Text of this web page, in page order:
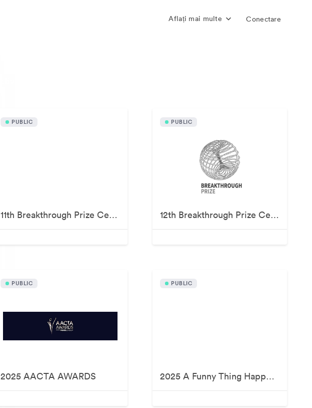
Aflați mai multe Conectare
PUBLIC
11th Breakthrough Prize Ceremony
PUBLIC
12th Breakthrough Prize Ceremony
PUBLIC
2025 AACTA AWARDS
PUBLIC
2025 A Funny Thing Happened On The Way To Cure Parkinson's